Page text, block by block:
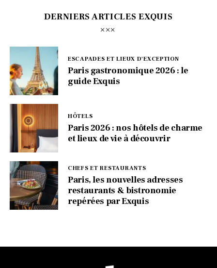
DERNIERS ARTICLES EXQUIS
ESCAPADES ET LIEUX D'EXCEPTION
Paris gastronomique 2026 : le
guide Exquis
HÔTELS
Paris 2026 : nos hôtels de charme
et lieux de vie à découvrir
CHEFS ET RESTAURANTS
Paris, les nouvelles adresses
restaurants & bistronomie
repérées par Exquis